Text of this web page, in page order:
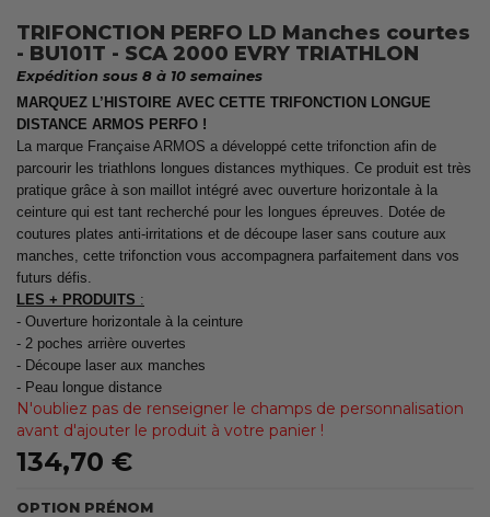
TRIFONCTION PERFO LD Manches courtes
- BU101T - SCA 2000 EVRY TRIATHLON
Expédition sous 8 à 10 semaines
MARQUEZ L’HISTOIRE AVEC CETTE TRIFONCTION LONGUE
DISTANCE ARMOS PERFO !
La marque Française ARMOS a développé cette trifonction afin de
parcourir les triathlons longues distances mythiques. Ce produit est très
pratique grâce à son maillot intégré avec ouverture horizontale à la
ceinture qui est tant recherché pour les longues épreuves. Dotée de
coutures plates anti-irritations et de découpe laser sans couture aux
manches, cette trifonction vous accompagnera parfaitement dans vos
futurs défis.
LES + PRODUITS :
- Ouverture horizontale à la ceinture
- 2 poches arrière ouvertes
- Découpe laser aux manches
- Peau longue distance
N'oubliez pas de renseigner le champs de personnalisation
avant d'ajouter le produit à votre panier !
134,70 €
OPTION PRÉNOM